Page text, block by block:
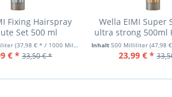
Fixing Hairspray
Set 500 ml
(37,98 € * / 1000 Milliliter)
€ * 33,50 € *
Wella EIMI Super
ultra strong 500ml
03-26
Inhalt500 Milliliter(47,98 €
23,99 € *